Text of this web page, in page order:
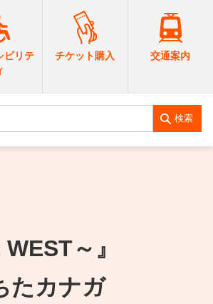
ビリテ
チケット購入 交通案内
検索
～』
たカナガ